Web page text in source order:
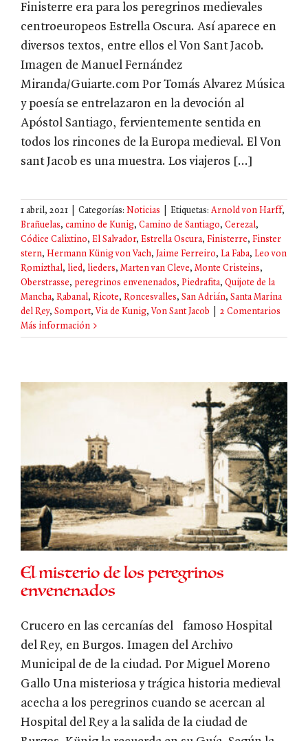
Finisterre era para los peregrinos medievales
centroeuropeos Estrella Oscura. Así aparece en
diversos textos, entre ellos el Von Sant Jacob.
Imagen de Manuel Fernández
Miranda/Guiarte.com Por Tomás Alvarez Música
y poesía se entrelazaron en la devoción al
Apóstol Santiago, fervientemente sentida en
todos los rincones de la Europa medieval. El Von
sant Jacob es una muestra. Los viajeros [...]
1 abril, 2021 Categorías: Noticias Etiquetas: Arnold von Harff,
Brañuelas, camino de Kunig, Camino de Santiago, Cerezal,
Códice Calixtino, El Salvador, Estrella Oscura, Finisterre, Finster
stern, Hermann Künig von Vach, Jaime Ferreiro, La Faba, Leo von
Romizthal, lied, lieders, Marten van Cleve, Monte Cristeins,
Oberstrasse, peregrinos envenenados, Piedrafita, Quijote de la
Mancha, Rabanal, Ricote, Roncesvalles, San Adrián, Santa Marina
del Rey, Somport, Via de Kunig, Von Sant Jacob
2 Comentarios
Más información
El misterio de los peregrinos
envenenados
Crucero en las cercanías del famoso Hospital
del Rey, en Burgos. Imagen del Archivo
Municipal de de la ciudad. Por Miguel Moreno
Gallo Una misteriosa y trágica historia medieval
acecha a los peregrinos cuando se acercan al
Hospital del Rey a la salida de la ciudad de